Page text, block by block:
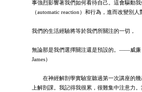
事強烈影響著我們如何看待自己。這會驅動
（automatic reaction）和行為，進而改變別人
我們的生活經驗將等於我們所關注的一切，
無論那是我們選擇關注還是預設的。——威廉
James）
在神經解剖學實驗室聽過第一次講座的幾
上解剖課。我記得我很累，很難集中注意力